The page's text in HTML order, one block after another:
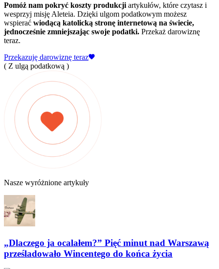
Pomóż nam pokryć koszty produkcji artykułów, które czytasz i
wesprzyj misję Aleteia. Dzięki ulgom podatkowym możesz
wspierać wiodącą katolicką stronę internetową na świecie,
jednocześnie zmniejszając swoje podatki. Przekaż darowiznę
teraz.
Przekazuję darowiznę teraz
( Z ulgą podatkową )
Nasze wyróżnione artykuły
„Dlaczego ja ocalałem?” Pięć minut nad Warszawą
prześladowało Wincentego do końca życia